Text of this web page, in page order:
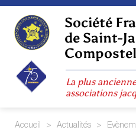
Skip
content
Société
de Saint-
La plus
associations
Accueil > Actualités >